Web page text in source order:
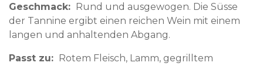
Geschmack
Rund und ausgewogen. Die Süsse
der Tannine ergibt einen reichen Wein mit einem
langen und anhaltenden Abgang.
Passt zu
Rotem Fleisch, Lamm, gegrilltem